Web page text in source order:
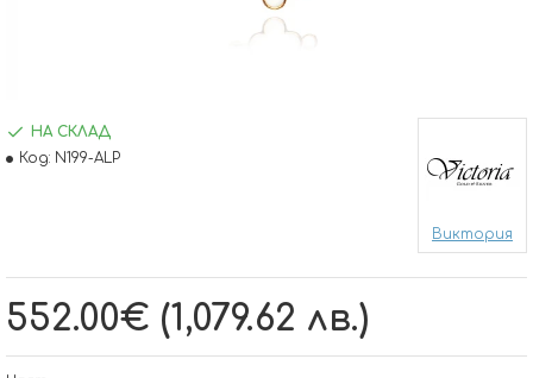
552.00€ (1,079.62 лв.)
НА СКЛАД
Код: N199-ALP
Виктория